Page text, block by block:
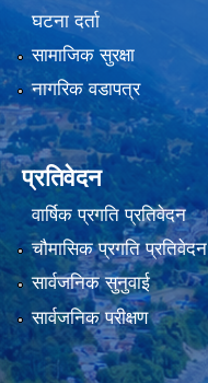
घटना दर्ता
सामाजिक सुरक्षा
नागरिक वडापत्र
प्रतिवेदन
वार्षिक प्रगति प्रतिवेदन
चौमासिक प्रगति प्रतिवेदन
सार्वजनिक सुनुवाई
सार्वजनिक परीक्षण